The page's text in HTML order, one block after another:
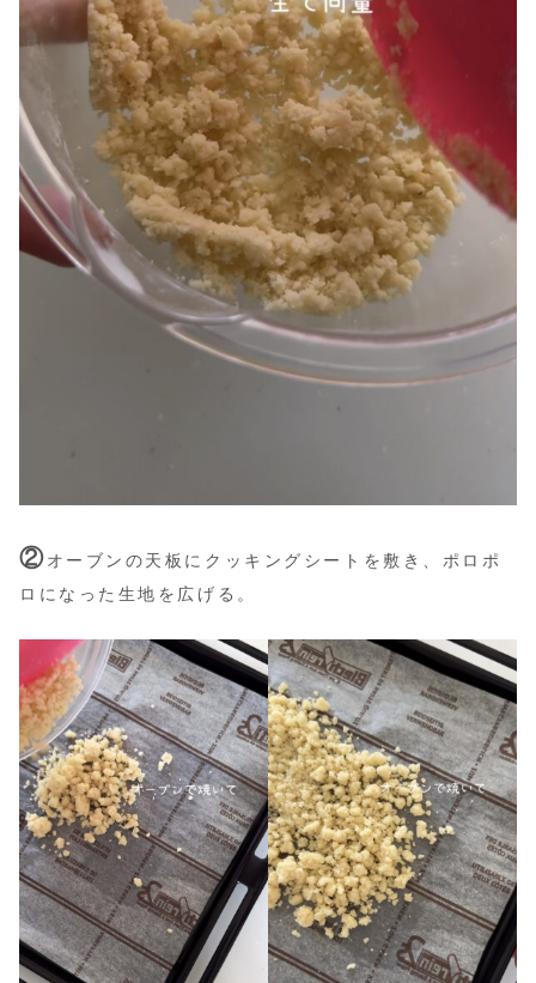
②オーブンの天板にクッキングシートを敷き、ポロポ
ロになった生地を広げる。